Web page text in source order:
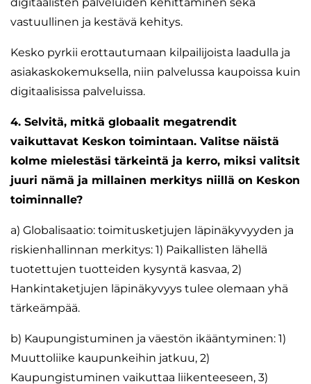
vastuullinen ja kestävä kehitys.
Kesko pyrkii erottautumaan kilpailijoista laadulla ja
asiakaskokemuksella, niin palvelussa kaupoissa kuin
digitaalisissa palveluissa.
4. Selvitä, mitkä globaalit megatrendit
vaikuttavat Keskon toimintaan. Valitse näistä
kolme mielestäsi tärkeintä ja kerro, miksi valitsit
juuri nämä ja millainen merkitys niillä on Keskon
toiminnalle?
a) Globalisaatio: toimitusketjujen läpinäkyvyyden ja
riskienhallinnan merkitys: 1) Paikallisten lähellä
tuotettujen tuotteiden kysyntä kasvaa, 2)
Hankintaketjujen läpinäkyvyys tulee olemaan yhä
tärkeämpää.
b) Kaupungistuminen ja väestön ikääntyminen: 1)
Muuttoliike kaupunkeihin jatkuu, 2)
Kaupungistuminen vaikuttaa liikenteeseen, 3)